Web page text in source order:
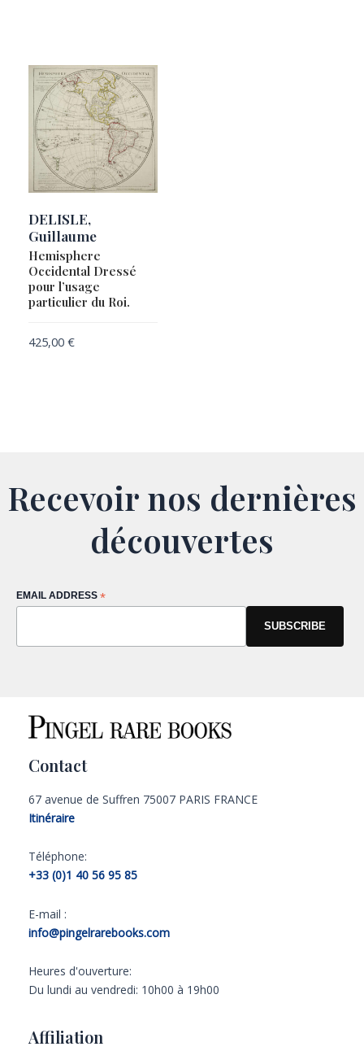
DELISLE,
Guillaume
Hemisphere
Occidental Dressé
pour l’usage
particulier du Roi.
425,00 €
Recevoir nos dernières
découvertes
EMAIL ADDRESS *
Contact
67 avenue de Suffren 75007 PARIS FRANCE
Itinéraire
Téléphone:
+33 (0)1 40 56 95 85
E-mail :
info@pingelrarebooks.com
Heures d'ouverture:
Du lundi au vendredi: 10h00 à 19h00
Affiliation